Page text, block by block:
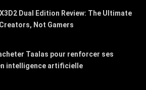
Dual Edition Review: The Ultimate
Not Gamers
Taalas pour renforcer ses
intelligence artificielle